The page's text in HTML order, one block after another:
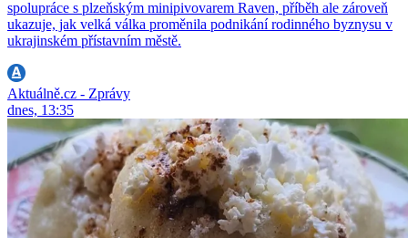
spolupráce s plzeňským minipivovarem Raven, příběh ale zároveň
ukazuje, jak velká válka proměnila podnikání rodinného byznysu v
ukrajinském přístavním městě.
Aktuálně.cz - Zprávy
dnes, 13:35